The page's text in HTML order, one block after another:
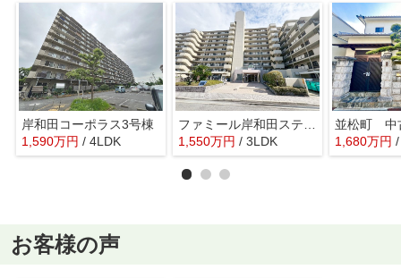
岸和田コーポラス3号棟
1,590万円 / 4LDK
1,550万円 / 3LDK
並松町 中
1,680万円
お客様の声